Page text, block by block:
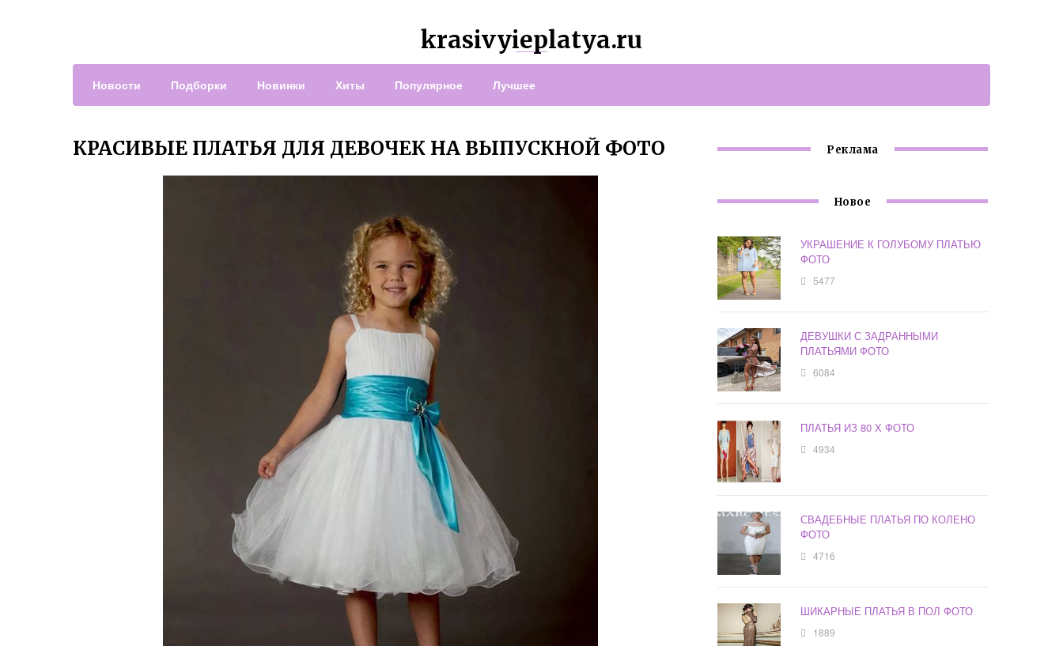
krasivyieplatya.ru
Новости Подборки Новинки Хиты Популярное Лучшее
КРАСИВЫЕ ПЛАТЬЯ ДЛЯ ДЕВОЧЕК НА ВЫПУСКНОЙ ФОТО Реклама
Новое
УКРАШЕНИЕ К ГОЛУБОМУ ПЛАТЬЮ
ФОТО
5477
ДЕВУШКИ С ЗАДРАННЫМИ
ПЛАТЬЯМИ ФОТО
6084
ПЛАТЬЯ ИЗ 80 Х ФОТО
4934
СВАДЕБНЫЕ ПЛАТЬЯ ПО КОЛЕНО
ФОТО
4716
ШИКАРНЫЕ ПЛАТЬЯ В ПОЛ ФОТО
1889